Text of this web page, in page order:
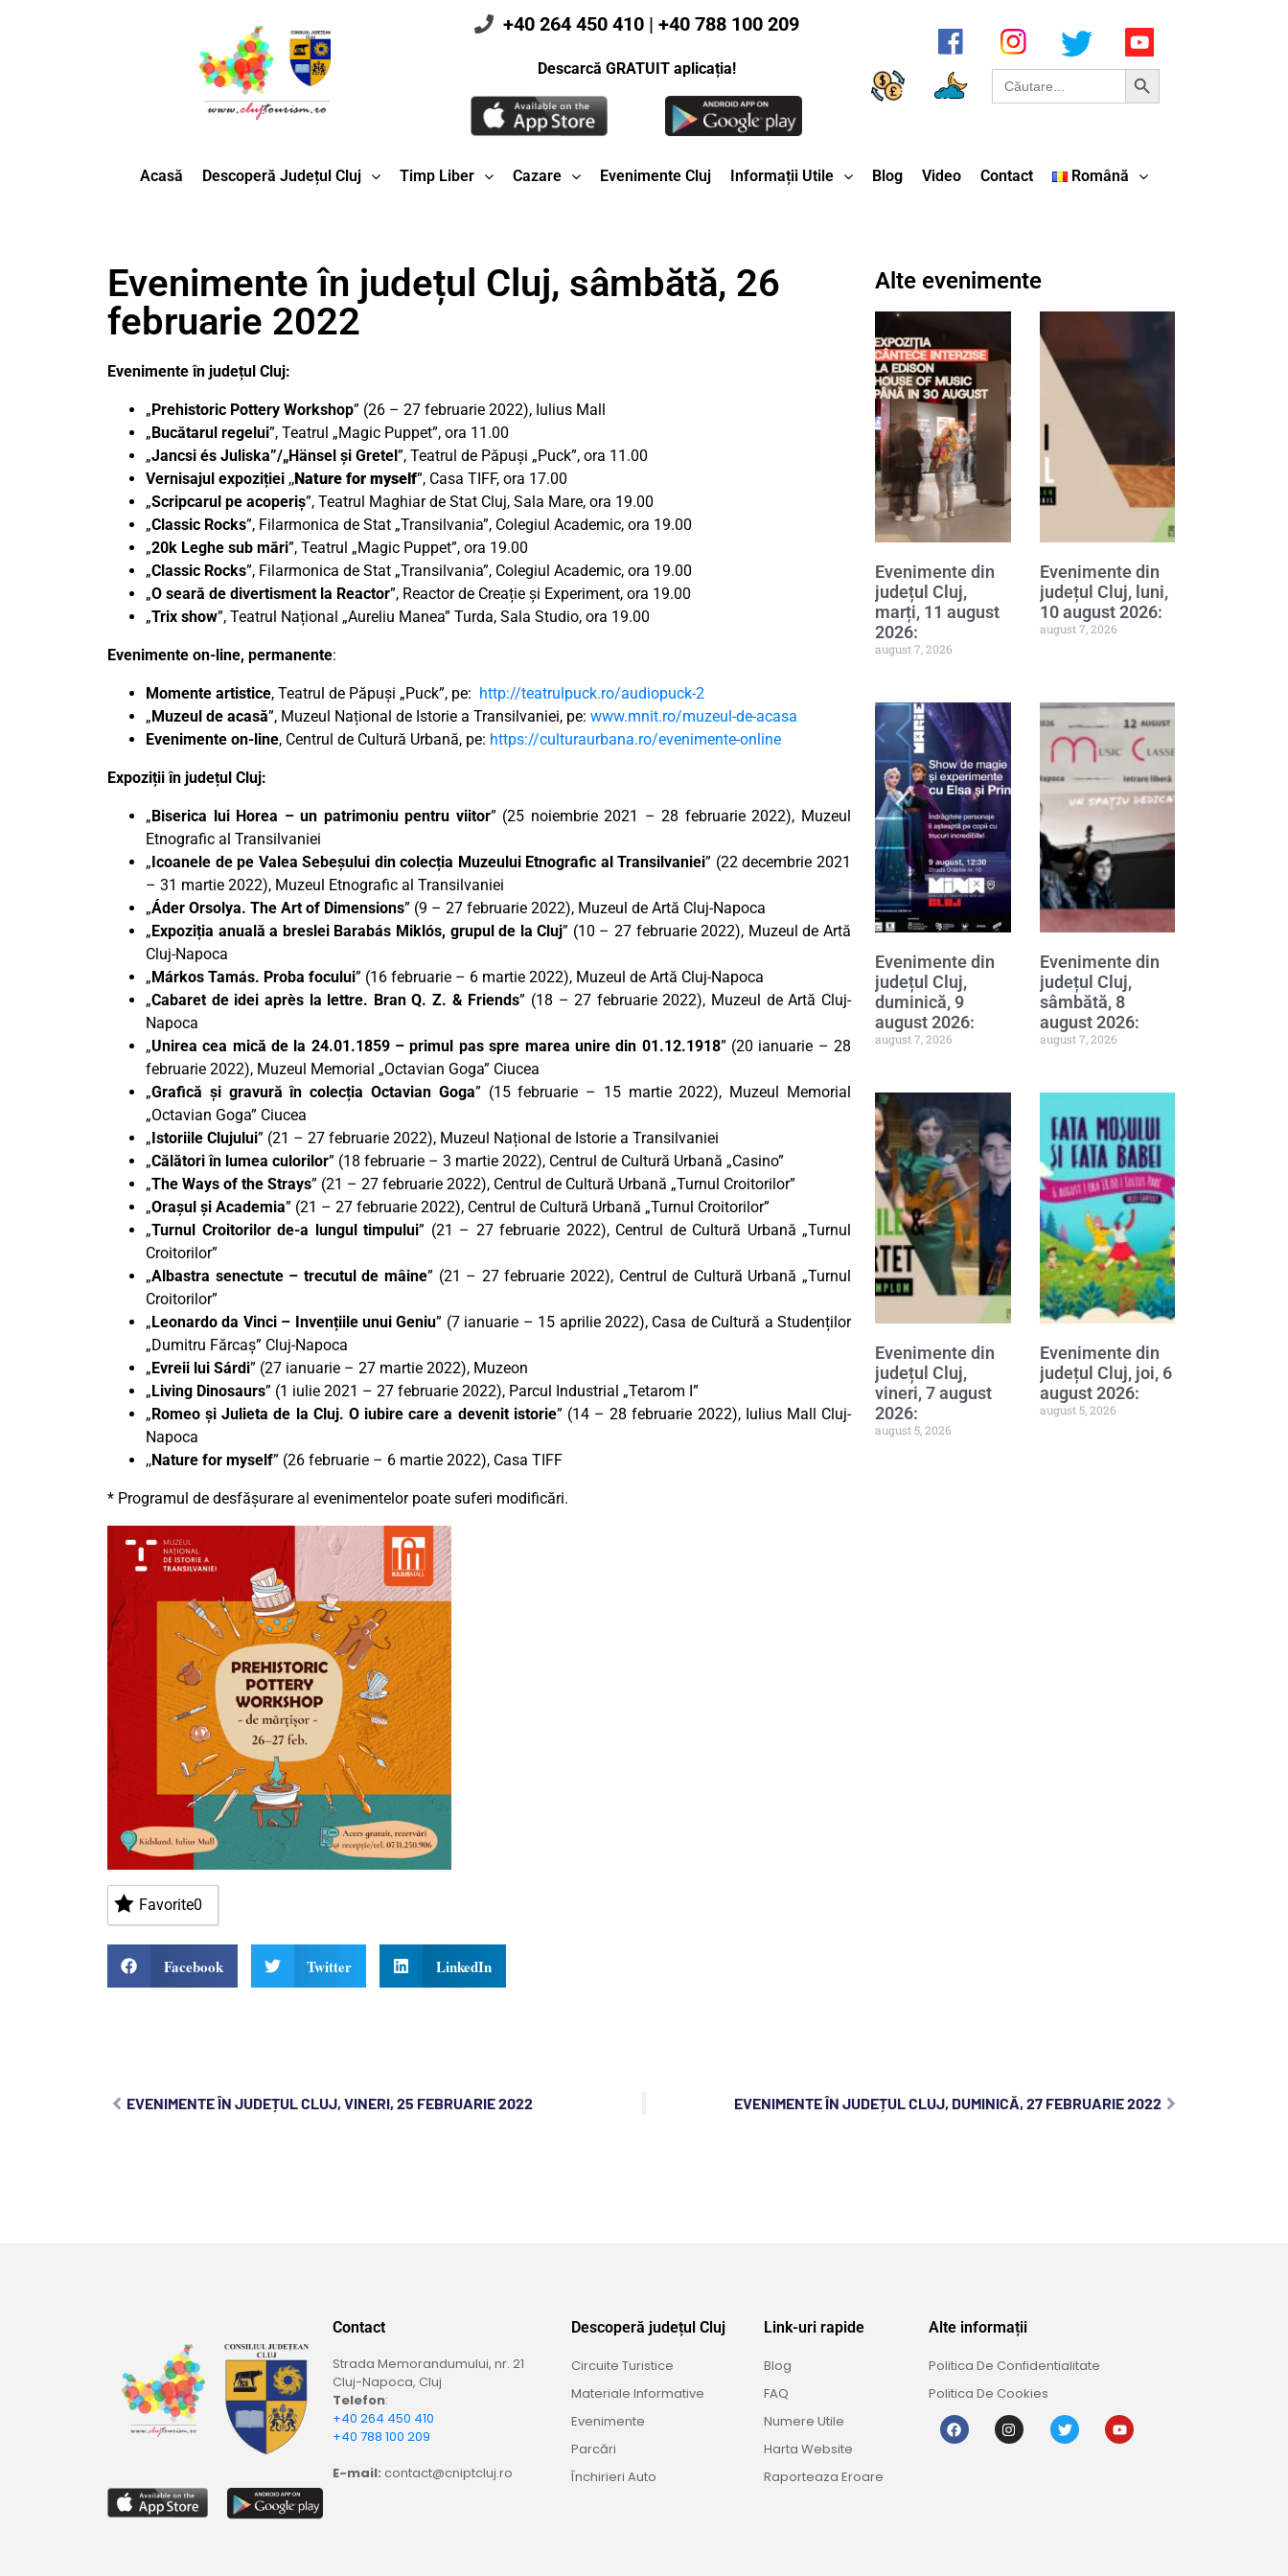
+40 264 450 410 | +40 788 100 209
Descarcă GRATUIT aplicația! Search
for:
Search Button
Acasă Descoperă Județul Cluj Timp Liber Cazare Evenimente Cluj Informații Utile Blog Video Contact Română
Evenimente în județul Cluj, sâmbătă, 26
februarie 2022
Evenimente în județul Cluj:
„ Prehistoric Pottery Workshop” (26 – 27 februarie 2022), Iulius Mall
„ Bucătarul regelui”, Teatrul „Magic Puppet”, ora 11.00
„Jancsi és Juliska”/„Hänsel și Gretel ”, Teatrul de Păpuși „Puck”, ora 11.00
Vernisajul expoziției ,,Nature for myself”, Casa TIFF, ora 17.00
„Scripcarul pe acoperiș”, Teatrul Maghiar de Stat Cluj, Sala Mare, ora 19.00
„Classic Rocks”, Filarmonica de Stat „Transilvania”, Colegiul Academic, ora 19.00
„20k Leghe sub mări”, Teatrul „Magic Puppet”, ora 19.00
„Classic Rocks”, Filarmonica de Stat „Transilvania”, Colegiul Academic, ora 19.00
„O seară de divertisment la Reactor”, Reactor de Creație și Experiment, ora 19.00
„Trix show”, Teatrul Național „Aureliu Manea” Turda, Sala Studio, ora 19.00
Evenimente on-line, permanente:
Momente artistice, Teatrul de Păpuși „Puck”, pe: http://teatrulpuck.ro/audiopuck-2
„ Muzeul de acasă”, Muzeul Național de Istorie a Transilvaniei, pe: www.mnit.ro/muzeul-de-acasa
Evenimente on-line, Centrul de Cultură Urbană, pe: https://culturaurbana.ro/evenimente-online
Expoziții în județul Cluj:
„ Biserica lui Horea – un patrimoniu pentru viitor” (25 noiembrie 2021 – 28 februarie 2022), Muzeul
Etnografic al Transilvaniei
„ Icoanele de pe Valea Sebeșului din colecția Muzeului Etnografic al Transilvaniei” (22 decembrie 2021
– 31 martie 2022), Muzeul Etnografic al Transilvaniei
„Áder Orsolya. The Art of Dimensions” (9 – 27 februarie 2022), Muzeul de Artă Cluj-Napoca
„ Expoziția anuală a breslei Barabás Miklós, grupul de la Cluj” (10 – 27 februarie 2022), Muzeul de Artă
Cluj-Napoca
„ Márkos Tamás. Proba focului” (16 februarie – 6 martie 2022), Muzeul de Artă Cluj-Napoca
„Cabaret de idei après la lettre. Bran Q. Z. & Friends” (18 – 27 februarie 2022), Muzeul de Artă Cluj-
Napoca
„Unirea cea mică de la 24.01.1859 – primul pas spre marea unire din 01.12.1918” (20 ianuarie – 28
februarie 2022), Muzeul Memorial „Octavian Goga” Ciucea
„Grafică și gravură în colecția Octavian Goga” (15 februarie – 15 martie 2022), Muzeul Memorial
„Octavian Goga” Ciucea
„ Istoriile Clujului” (21 – 27 februarie 2022), Muzeul Național de Istorie a Transilvaniei
„Călători în lumea culorilor” (18 februarie – 3 martie 2022), Centrul de Cultură Urbană „Casino”
„The Ways of the Strays” (21 – 27 februarie 2022), Centrul de Cultură Urbană „Turnul Croitorilor”
„Orașul și Academia” (21 – 27 februarie 2022), Centrul de Cultură Urbană „Turnul Croitorilor”
„Turnul Croitorilor de-a lungul timpului” (21 – 27 februarie 2022), Centrul de Cultură Urbană „Turnul
Croitorilor”
„Albastra senectute – trecutul de mâine” (21 – 27 februarie 2022), Centrul de Cultură Urbană „Turnul
Croitorilor”
„ Leonardo da Vinci – Invențiile unui Geniu” (7 ianuarie – 15 aprilie 2022), Casa de Cultură a Studenților
„Dumitru Fărcaș” Cluj-Napoca
„ Evreii lui Sárdi” (27 ianuarie – 27 martie 2022), Muzeon
„ Living Dinosaurs” (1 iulie 2021 – 27 februarie 2022), Parcul Industrial „Tetarom I”
„ Romeo și Julieta de la Cluj. O iubire care a devenit istorie” (14 – 28 februarie 2022), Iulius Mall Cluj-
Napoca
,,Nature for myself” (26 februarie – 6 martie 2022), Casa TIFF
* Programul de desfășurare al evenimentelor poate suferi modificări.
Favorite0
Facebook Twitter LinkedIn
Alte evenimente
Evenimente din
județul Cluj,
marți, 11 august
2026:
august 7, 2026
Evenimente din
județul Cluj, luni,
10 august 2026:
august 7, 2026
Evenimente din
județul Cluj,
duminică, 9
august 2026:
august 7, 2026
Evenimente din
județul Cluj,
sâmbătă, 8
august 2026:
august 7, 2026
Evenimente din
județul Cluj,
vineri, 7 august
2026:
august 5, 2026
Evenimente din
județul Cluj, joi, 6
august 2026:
august 5, 2026
EVENIMENTE ÎN JUDEȚUL CLUJ, VINERI, 25 FEBRUARIE 2022 EVENIMENTE ÎN JUDEȚUL CLUJ, DUMINICĂ, 27 FEBRUARIE 2022
Contact
Strada Memorandumului, nr. 21
Cluj-Napoca, Cluj
Telefon:
+40 264 450 410
+40 788 100 209
E-mail: contact@cniptcluj.ro
Descoperă județul Cluj
Circuite Turistice
Materiale Informative
Evenimente
Parcări
Închirieri Auto
Link-uri rapide
Blog
FAQ
Numere Utile
Harta Website
Raporteaza Eroare
Alte informații
Politica De Confidentialitate
Politica De Cookies